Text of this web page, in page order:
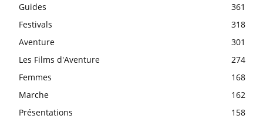
Guides
361
Festivals
318
Aventure
301
Les Films d'Aventure
274
Femmes
168
Marche
162
Présentations
158